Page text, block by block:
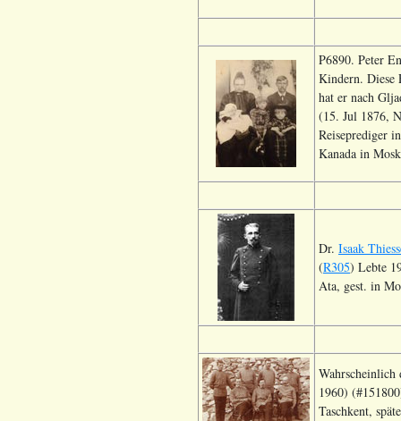
P6890. Peter
Kindern. Diese
hat er nach
(15. Jul 1876,
Reiseprediger
Kanada in
Dr. Isaak
(R305) Lebte
Ata, gest. in
1960)
Taschkent,